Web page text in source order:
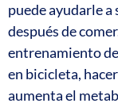
puede ayudarle
después de
entrenamiento
en bicicleta,
aumenta el